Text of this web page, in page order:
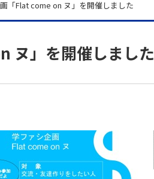
「Flat come on ヌ」を開催しました
ヌ」を開催しました